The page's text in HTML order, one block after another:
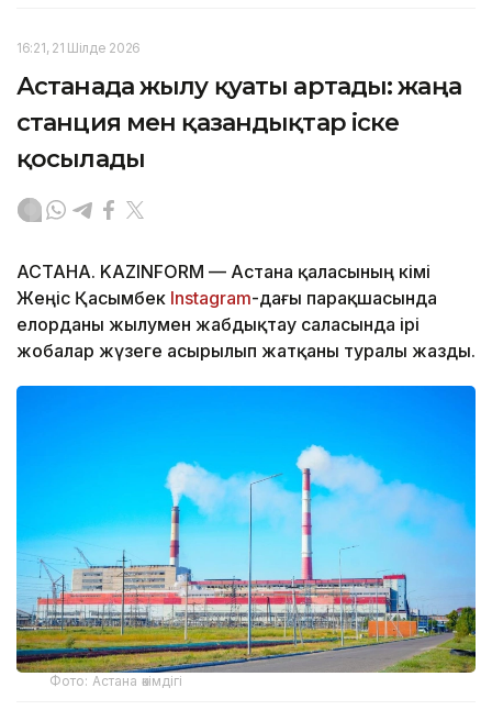
16:21, 21 Шілде 2026
Астанада жылу қуаты артады: жаңа
станция мен қазандықтар іске
қосылады
АСТАНА. KAZINFORM — Астана қаласының әкімі
Жеңіс Қасымбек Instagram-дағы парақшасында
елорданы жылумен жабдықтау саласында ірі
жобалар жүзеге асырылып жатқаны туралы жазды.
Фото: Астана әкімдігі